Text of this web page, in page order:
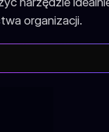
organizacji.